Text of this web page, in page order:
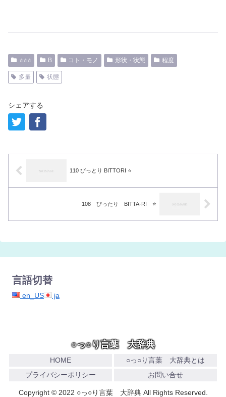
⭐️⭐️⭐️ B コト・モノ 形状・状態 程度
多量 状態
シェアする
110 びっとり BITTORI ⭐️
108 びったり BITTA-RI ⭐️
言語切替
en_US ja
○っ○り言葉 大辞典
HOME
○っ○り言葉 大辞典とは
プライバシーポリシー
お問い合せ
Copyright © 2022 ○っ○り言葉 大辞典 All Rights Reserved.